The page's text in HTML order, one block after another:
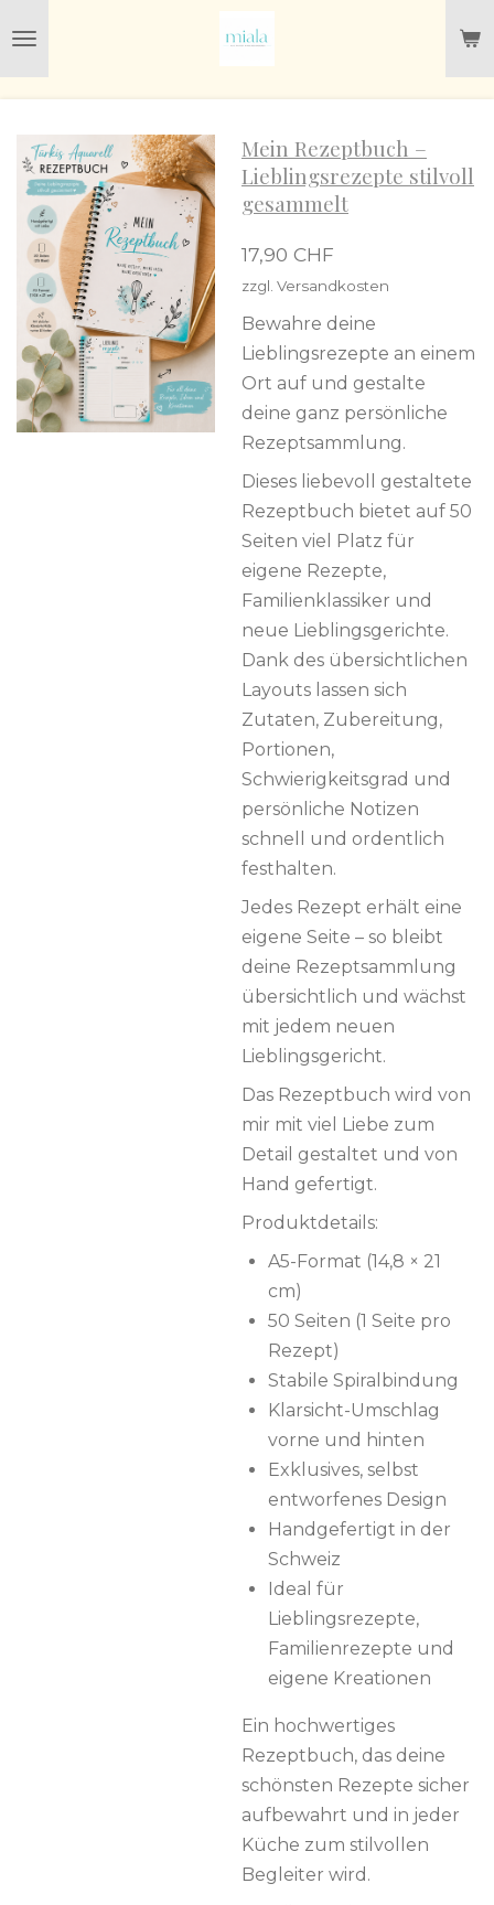
Mein Rezeptbuch –
Lieblingsrezepte stilvoll
gesammelt
17,90 CHF
zzgl. Versandkosten
Bewahre deine
Lieblingsrezepte an einem
Ort auf und gestalte
deine ganz persönliche
Rezeptsammlung.
Dieses liebevoll gestaltete
Rezeptbuch bietet auf 50
Seiten viel Platz für
eigene Rezepte,
Familienklassiker und
neue Lieblingsgerichte.
Dank des übersichtlichen
Layouts lassen sich
Zutaten, Zubereitung,
Portionen,
Schwierigkeitsgrad und
persönliche Notizen
schnell und ordentlich
festhalten.
Jedes Rezept erhält eine
eigene Seite – so bleibt
deine Rezeptsammlung
übersichtlich und wächst
mit jedem neuen
Lieblingsgericht.
Das Rezeptbuch wird von
mir mit viel Liebe zum
Detail gestaltet und von
Hand gefertigt.
Produktdetails:
A5-Format (14,8 × 21
cm)
50 Seiten (1 Seite pro
Rezept)
Stabile Spiralbindung
Klarsicht-Umschlag
vorne und hinten
Exklusives, selbst
entworfenes Design
Handgefertigt in der
Schweiz
Ideal für
Lieblingsrezepte,
Familienrezepte und
eigene Kreationen
Ein hochwertiges
Rezeptbuch, das deine
schönsten Rezepte sicher
aufbewahrt und in jeder
Küche zum stilvollen
Begleiter wird.